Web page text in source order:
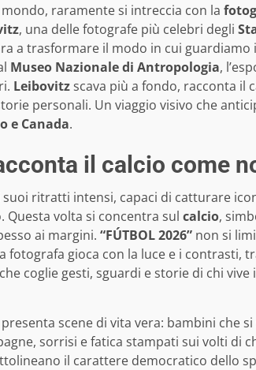
raramente si intreccia con la
, una delle fotografe più celebri degli
a trasformare il modo in cui guardiamo
Museo Nazionale di Antropologia,
Leibovitzscava più a fondo, racconta il
personali. Un viaggio visivo che
e Canada.
il calcio come
suoi ritratti intensi, capaci di catturare
volta si concentra sul calcio,
ai margini. “FÚTBOL 2026” non si
fotografa gioca con la luce e i contrasti,
coglie gesti, sguardi e storie di chi vive
scene di vita vera: bambini che
sorrisi e fatica stampati sui volti di
il carattere democratico dello